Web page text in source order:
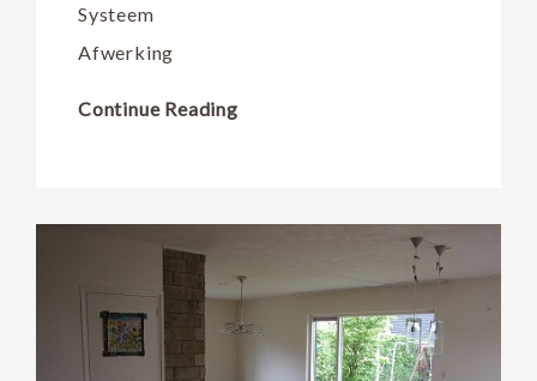
Systeem
Afwerking
Continue Reading